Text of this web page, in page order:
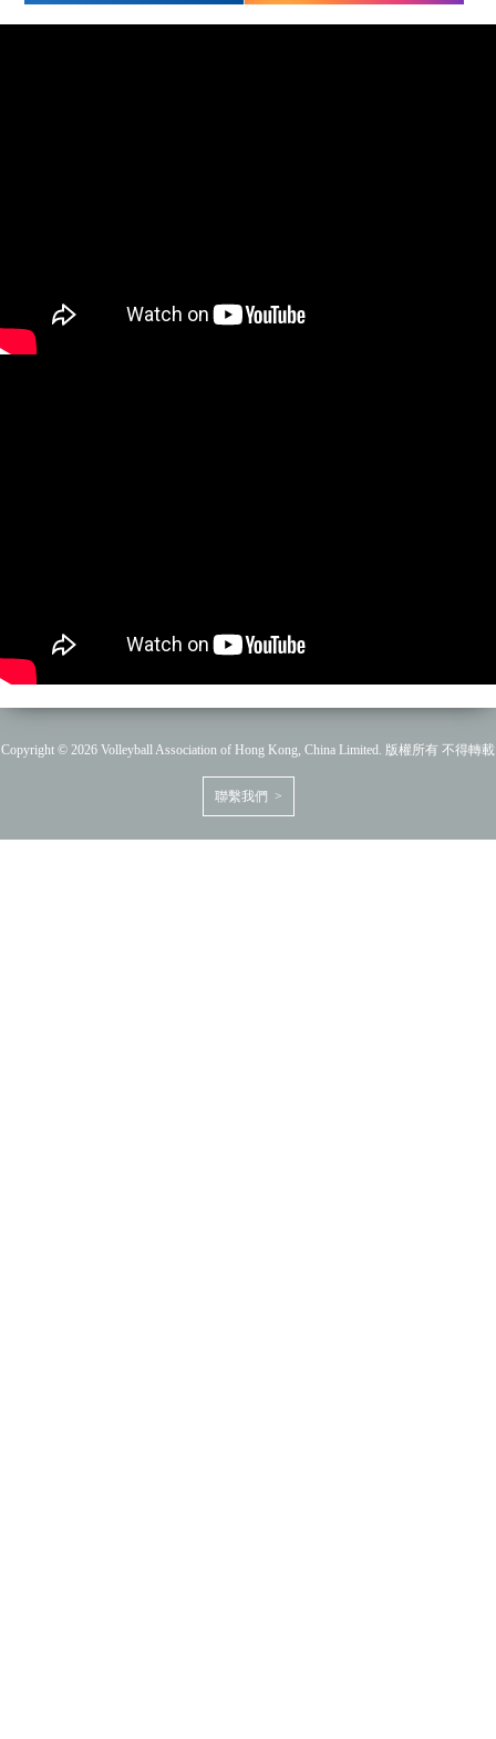
Copyright © 2026 Volleyball Association of Hong Kong, China Limited. 版權所有 不得轉載
聯繫我們 >